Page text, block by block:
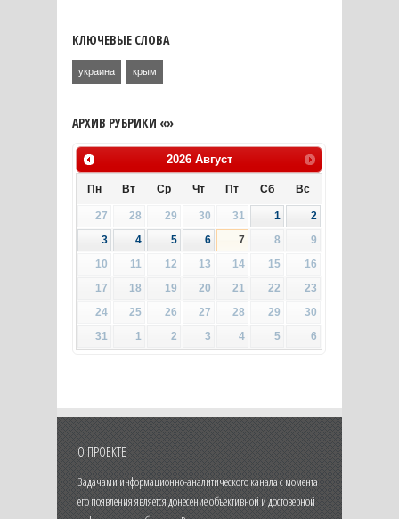
КЛЮЧЕВЫЕ СЛОВА
украина крым
АРХИВ РУБРИКИ «»
2026 Август
Пн Вт Ср Чт Пт Сб Вс
27 28 29 30 31 1
2
3
4 5 6 7 8
9
10
11 12 13 14 15
16
17
18 19 20 21 22
23
24
25 26 27 28 29
30
31
1 2 3 4 5 6
О ПРОЕКТЕ
Задачами информационно-аналитического канала с момента
его появления является донесение объективной и достоверной